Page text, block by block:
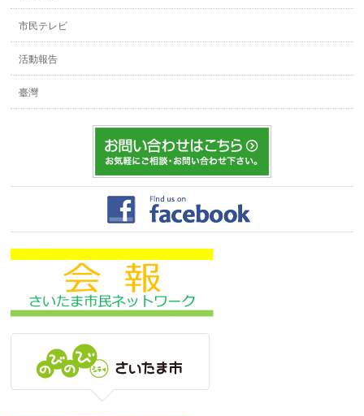
市民テレビ
活動報告
臺灣